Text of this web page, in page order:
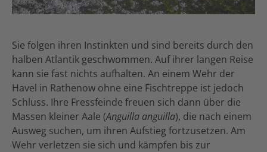
Sie folgen ihren Instinkten und sind bereits durch den
halben Atlantik geschwommen. Auf ihrer langen Reise
kann sie fast nichts aufhalten. An einem Wehr der
Havel in Rathenow ohne eine Fischtreppe ist jedoch
Schluss. Ihre Fressfeinde freuen sich dann über die
Massen kleiner Aale (Anguilla anguilla), die nach einem
Ausweg suchen, um ihren Aufstieg fortzusetzen. Am
Wehr verletzen sie sich und kämpfen bis zur